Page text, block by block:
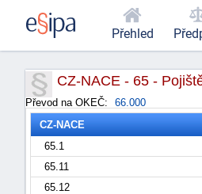
CZ-NACE - 65 -
Převod na OKEČ:
66.000
CZ-NACE
65.1
65.11
65.12
Přehled